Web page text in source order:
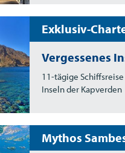
Exklusiv-
Vergessenes
11-tägige
Inseln der Kapverden
Mythos